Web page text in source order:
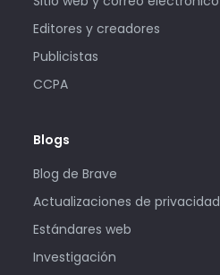
Editores y creadores
Publicistas
CCPA
Blogs
Blog de Brave
Actualizaciones de privacidad
Estándares web
Investigación